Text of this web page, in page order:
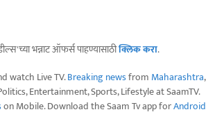
भन्नाट ऑफर्स पाहण्यासाठीक्लिक करा.
watch Live TV.Breaking newsfrom Maharashtra,
Entertainment, Sports, Lifestyle at SaamTV.
on Mobile. Download the Saam Tv app forAndroid